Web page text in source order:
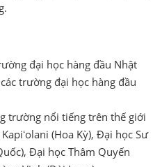
đại học hàng đầu Nhật
trường đại học hàng đầu
trường nổi tiếng trên thế giới
(Hoa Kỳ), Đại học Sư
Đại học Thâm Quyến